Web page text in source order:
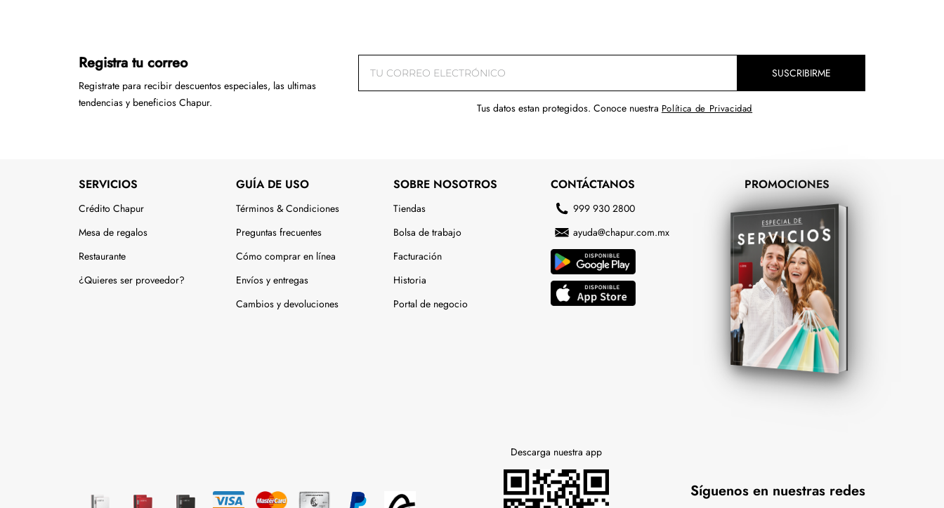
Registra tu correo
Registrate para recibir descuentos especiales, las ultimas
tendencias y beneficios Chapur.
SUSCRIBIRME
Tus datos estan protegidos. Conoce nuestra Política de Privacidad
SERVICIOS
Crédito Chapur
Mesa de regalos
Restaurante
¿Quieres ser proveedor?
GUÍA DE USO
Términos & Condiciones
Preguntas frecuentes
Cómo comprar en línea
Envíos y entregas
Cambios y devoluciones
SOBRE NOSOTROS
Tiendas
Bolsa de trabajo
Facturación
Historia
Portal de negocio
CONTÁCTANOS
999 930 2800
ayuda@chapur.com.mx
PROMOCIONES
Descarga nuestra app
Síguenos en nuestras redes